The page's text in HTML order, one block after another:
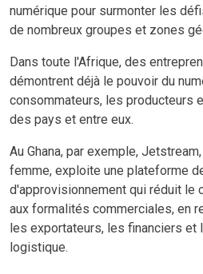
numérique pour surmonter les
de nombreux groupes et zones
Dans toute l'Afrique, des
démontrent déjà le pouvoir du
consommateurs, les producteurs
des pays et entre eux.
Au Ghana, par exemple,
femme, exploite une plateforme
d'approvisionnement qui réduit le
aux formalités commerciales, en
les exportateurs, les financiers et
logistique.